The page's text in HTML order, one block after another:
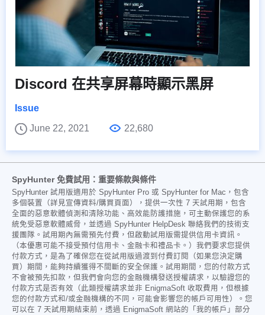
Discord 在共享屏幕時顯示黑屏
Issue
June 22, 2021
22,680
SpyHunter 免費試用：重要條款與條件
SpyHunter 試用版適用於 SpyHunter Pro 或 SpyHunter for Mac，包含
多個裝置（詳見宣傳資料/購買頁面），提供一次性 7 天試用期，包含
全面的惡意軟體偵測和清除功能、高效能防護措施，可主動保護您的系
統免受惡意軟體威脅，並透過 SpyHunter HelpDesk 聯絡我們的技術支
援團隊。試用期內無需預先付費，但啟動試用版需提供信用卡資訊。
（本優惠可能不接受預付信用卡、金融卡和禮品卡。）我們要求您提供
付款方式，是為了確保您在從試用版過渡到付費訂閱（如果您決定購
買）期間，能夠持續獲得不間斷的安全保護。試用期間，您的付款方式
不會被預先扣款，但我們會向您的金融機構發送授權請求，以驗證您的
付款方式是否有效（此類授權請求並非 EnigmaSoft 收取費用，但根據
您的付款方式和/或金融機構的不同，可能會影響您的帳戶可用性）。您
可以在 7 天試用期結束前，透過 EnigmaSoft 網站的「我的帳戶」部分